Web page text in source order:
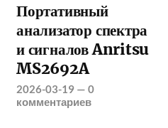
Портативный
анализатор спектра
и сигналов Anritsu
MS2692A
2026-03-19 —0
комментариев